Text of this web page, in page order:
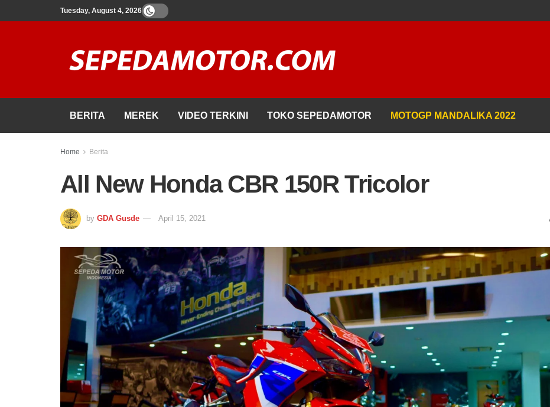
Tuesday, August 4, 2026
BERITA MEREK VIDEO TERKINI TOKO SEPEDAMOTOR MOTOGP MANDALIKA 2022
Home Berita
All New Honda CBR 150R Tricolor
by GDA Gusde April 15, 2021